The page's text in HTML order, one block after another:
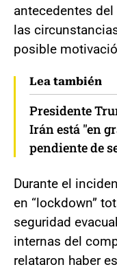
antecedentes
las
posible
Lea también
Presidente
Irán está "en
pendiente de
Durante el
en “lockdown”
seguridad
internas del
relataron haber